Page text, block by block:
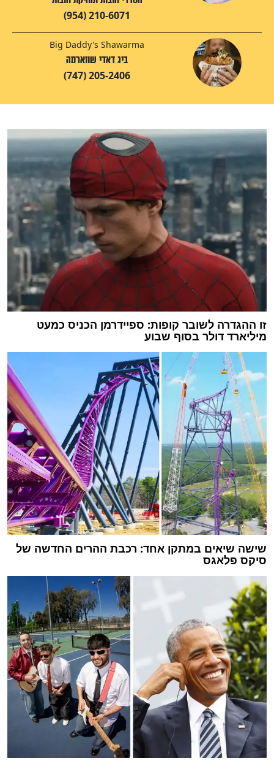
(954) 210-6071
Big Daddy's Shawarma
ביג דאדי שווארמה
(747) 205-2406
זו ההגדרה לשובר קופות: ספיידרמן הכניס כמעט
מיליארד דולר בסוף שבוע
שישה שיאים במתקן אחד: רכבת ההרים החדשה של
סיקס פלאגס